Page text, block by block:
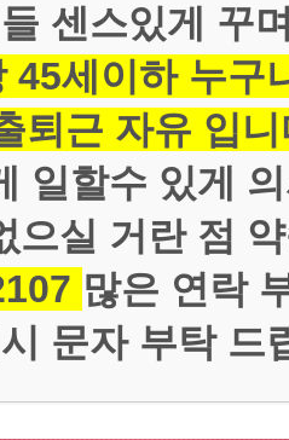
센스있게 꾸
45세이하 누구
퇴근 자유 입니
일할수 있게
으실 거란 점
많은 연락
문자 부탁 드